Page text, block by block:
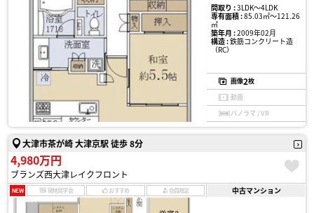
間取り :3LDK〜4LDK
専有面積 :85.03㎡〜121.26
㎡
築年月 :2009年02月
構造 :鉄筋コンクリート造
（RC）
画像2枚
動画
パノラマ / VR
大津市茶が崎 大津京駅 徒歩 8分
4,980万円
ブランズ西大津レイクフロント
NEW 現地見学会 おすすめ 会員限定 中古マンション